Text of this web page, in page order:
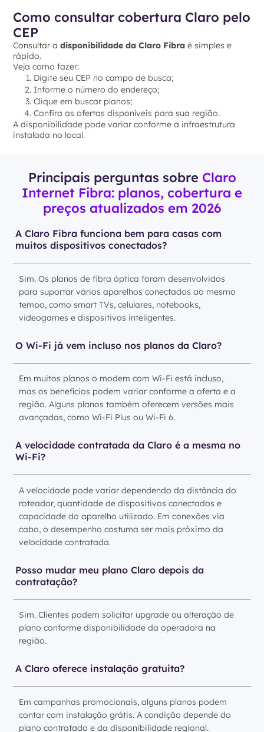
Como consultar cobertura Claro pelo
CEP
Consultar adisponibilidade da Claro Fibraé simples e
rápido.
Veja como fazer:
Digite seu CEP no campo de busca;
Informe o número do endereço;
Clique em buscar planos;
Confira as ofertas disponíveis para sua região.
A disponibilidade pode variar conforme a infraestrutura
instalada no local.
Principais perguntas sobre Claro
Internet Fibra: planos, cobertura e
preços atualizados em 2026
A Claro Fibra funciona bem para casas com
muitos dispositivos conectados?
Sim. Os planos de fibra óptica foram desenvolvidos
para suportar vários aparelhos conectados ao mesmo
tempo, como smart TVs, celulares, notebooks,
videogames e dispositivos inteligentes.
O Wi-Fi já vem incluso nos planos da Claro?
Em muitos planos o modem com Wi-Fi está incluso,
mas os benefícios podem variar conforme a oferta e a
região. Alguns planos também oferecem versões mais
avançadas, como Wi-Fi Plus ou Wi-Fi 6.
A velocidade contratada da Claro é a mesma no
Wi-Fi?
A velocidade pode variar dependendo da distância do
roteador, quantidade de dispositivos conectados e
capacidade do aparelho utilizado. Em conexões via
cabo, o desempenho costuma ser mais próximo da
velocidade contratada.
Posso mudar meu plano Claro depois da
contratação?
Sim. Clientes podem solicitar upgrade ou alteração de
plano conforme disponibilidade da operadora na
região.
A Claro oferece instalação gratuita?
Em campanhas promocionais, alguns planos podem
contar com instalação grátis. A condição depende do
plano contratado e da disponibilidade regional.